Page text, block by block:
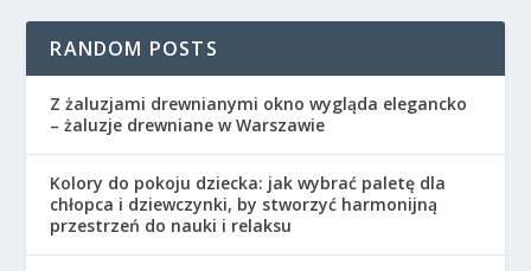
RANDOM POSTS
Z żaluzjami drewnianymi okno wygląda elegancko
– żaluzje drewniane w Warszawie
Kolory do pokoju dziecka: jak wybrać paletę dla
chłopca i dziewczynki, by stworzyć harmonijną
przestrzeń do nauki i relaksu